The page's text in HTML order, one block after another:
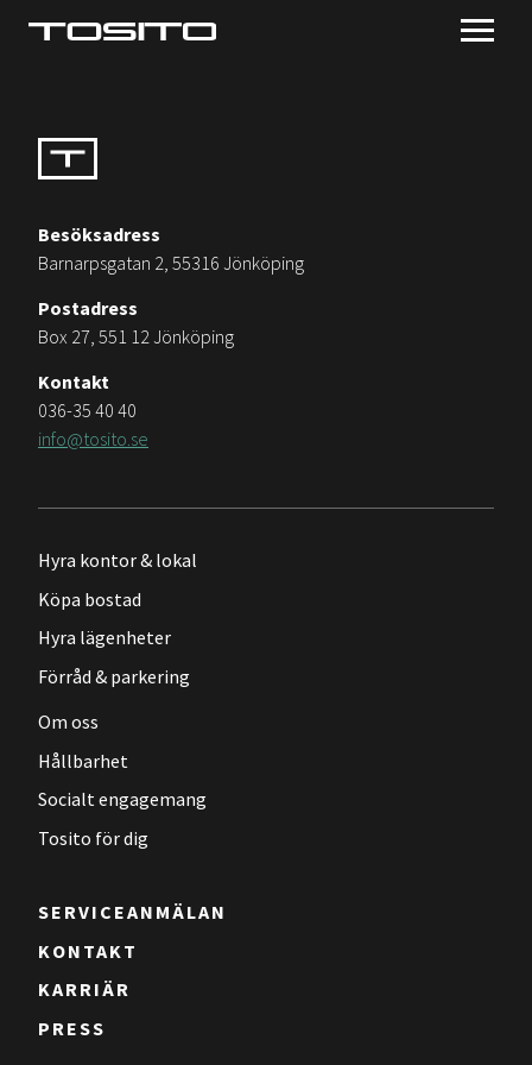
Besöksadress
Barnarpsgatan 2, 55316 Jönköping
Postadress
Box 27, 551 12 Jönköping
Kontakt
036-35 40 40
info@tosito.se
Hyra kontor & lokal
Köpa bostad
Hyra lägenheter
Förråd & parkering
Om oss
Hållbarhet
Socialt engagemang
Tosito för dig
SERVICEANMÄLAN
KONTAKT
KARRIÄR
PRESS